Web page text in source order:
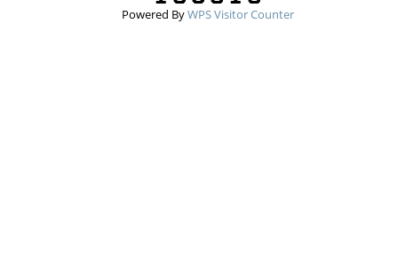
Powered ByWPS Visitor Counter